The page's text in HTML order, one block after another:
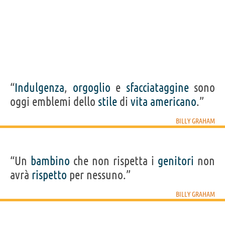
“Indulgenza, orgoglio e sfacciatagginesono
oggi emblemi dello stile di vita americano.”
BILLY GRAHAM
“Un bambino che non rispetta i genitori non
avrà rispetto per nessuno.”
BILLY GRAHAM